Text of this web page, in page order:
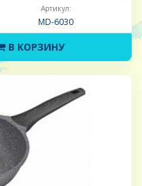
Артикул:
MD-6030
В КОРЗИНУ